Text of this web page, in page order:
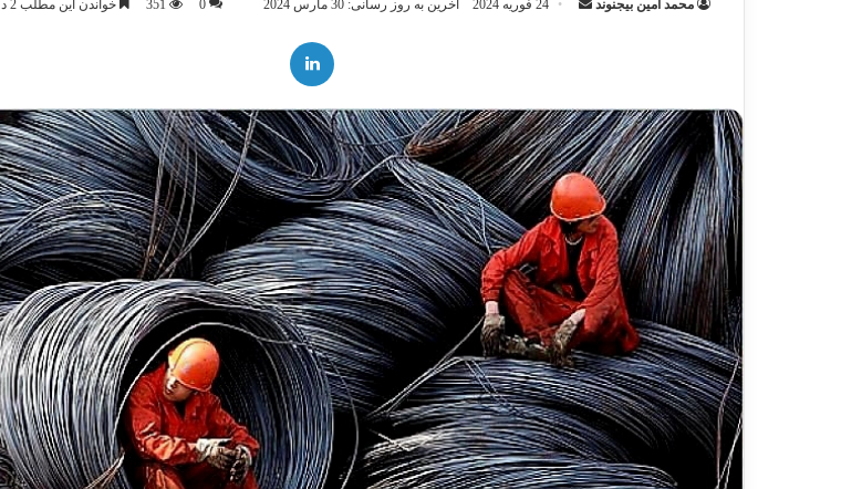
محمد امین بیجنوند
ارسال24 فوریه 2024 آخرین به روز رسانی: 30 مارس 2024 0
351 خواندن این مطلب 2 دقیقه زمان میبرد